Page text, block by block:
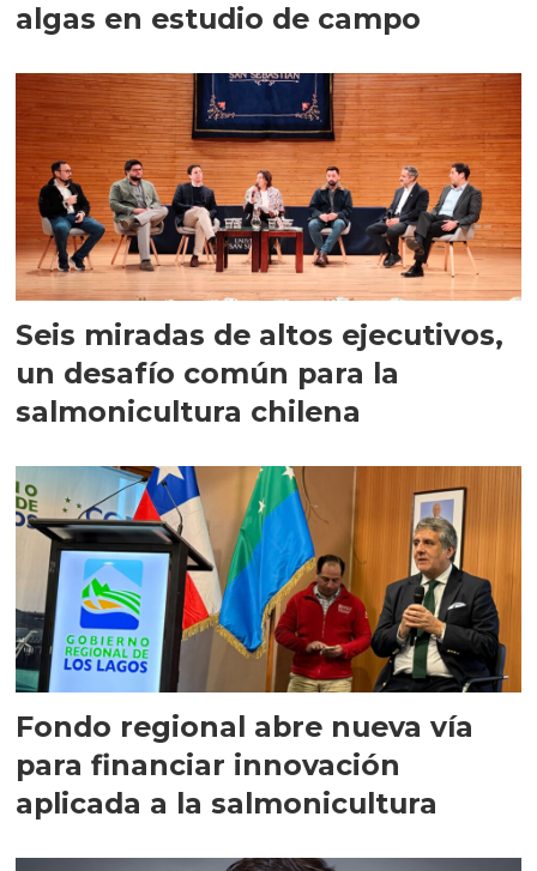
algas en estudio de campo
Seis miradas de altos ejecutivos,
un desafío común para la
salmonicultura chilena
Fondo regional abre nueva vía
para financiar innovación
aplicada a la salmonicultura